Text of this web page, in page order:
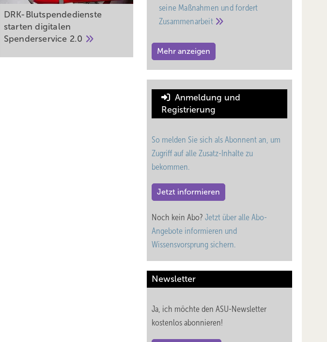
DRK-Blutspendedienste
starten digitalen
Spenderservice 2.0
seine Maßnahmen und fordert
Zusammenarbeit
Mehr anzeigen
Anmeldung und
Registrierung
So melden Sie sich als Abonnent an, um
Zugriff auf alle Zusatz-Inhalte zu
bekommen.
Jetzt informieren
Noch kein Abo? Jetzt über alle Abo-
Angebote informieren und
Wissensvorsprung sichern.
Newsletter
Ja, ich möchte den ASU-Newsletter
kostenlos abonnieren!